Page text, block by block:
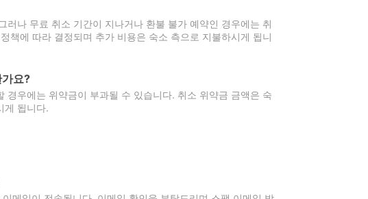
나 무료 취소 기간이 지나거나 환불 불가 예약인 경우에는 취
책에 따라 결정되며 추가 비용은 숙소 측으로 지불하시게 됩니
요?
우에는 위약금이 부과될 수 있습니다. 취소 위약금 금액은 숙
게 됩니다.